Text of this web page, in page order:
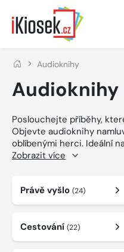
Přejít na hlavní obsah
Audioknihy
Audioknihy
Poslouchejte příběhy,
Objevte audioknihy
oblíbenými herci. Ideální
Zobrazit více
Právě vyšlo (24)
Cestování (22)